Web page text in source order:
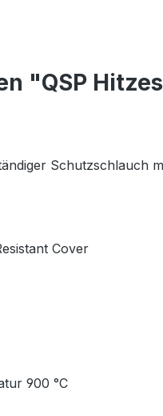
"QSP
Schutzschlauch
Cover
900 °C